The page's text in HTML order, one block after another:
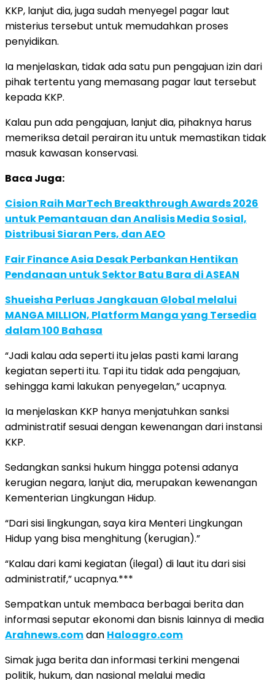
KKP, lanjut dia, juga sudah menyegel pagar laut
misterius tersebut untuk memudahkan proses
penyidikan.
Ia menjelaskan, tidak ada satu pun pengajuan izin dari
pihak tertentu yang memasang pagar laut tersebut
kepada KKP.
Kalau pun ada pengajuan, lanjut dia, pihaknya harus
memeriksa detail perairan itu untuk memastikan tidak
masuk kawasan konservasi.
Baca Juga:
Cision Raih MarTech Breakthrough Awards 2026
untuk Pemantauan dan Analisis Media Sosial,
Distribusi Siaran Pers, dan AEO
Fair Finance Asia Desak Perbankan Hentikan
Pendanaan untuk Sektor Batu Bara di ASEAN
Shueisha Perluas Jangkauan Global melalui
MANGA MILLION, Platform Manga yang Tersedia
dalam 100 Bahasa
“Jadi kalau ada seperti itu jelas pasti kami larang
kegiatan seperti itu. Tapi itu tidak ada pengajuan,
sehingga kami lakukan penyegelan,” ucapnya.
Ia menjelaskan KKP hanya menjatuhkan sanksi
administratif sesuai dengan kewenangan dari instansi
KKP.
Sedangkan sanksi hukum hingga potensi adanya
kerugian negara, lanjut dia, merupakan kewenangan
Kementerian Lingkungan Hidup.
“Dari sisi lingkungan, saya kira Menteri Lingkungan
Hidup yang bisa menghitung (kerugian).”
“Kalau dari kami kegiatan (ilegal) di laut itu dari sisi
administratif,” ucapnya.***
Sempatkan untuk membaca berbagai berita dan
informasi seputar ekonomi dan bisnis lainnya di media
Arahnews.comdan Haloagro.com
Simak juga berita dan informasi terkini mengenai
politik, hukum, dan nasional melalui media